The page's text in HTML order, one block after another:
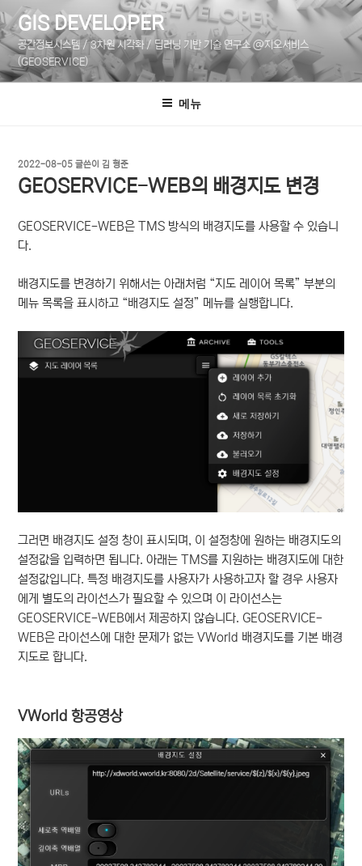
텐
츠
로
바
GIS DEVELOPER
공간정보시스템 / 3차원 시각화 / 딥러닝 기반 기술 연구소 @지오서비스
(GEOSERVICE)
메뉴
작
성
일
2022-08-05 글쓴이김 형준
GEOSERVICE-WEB의 배경지도 변경
GEOSERVICE-WEB은 TMS 방식의 배경지도를 사용할 수 있습니
다.
배경지도를 변경하기 위해서는 아래처럼 “지도 레이어 목록” 부분의
메뉴 목록을 표시하고 “배경지도 설정” 메뉴를 실행합니다.
그러면 배경지도 설정 창이 표시되며, 이 설정창에 원하는 배경지도의
설정값을 입력하면 됩니다. 아래는 TMS를 지원하는 배경지도에 대한
설정값입니다. 특정 배경지도를 사용자가 사용하고자 할 경우 사용자
에게 별도의 라이선스가 필요할 수 있으며 이 라이선스는
GEOSERVICE-WEB에서 제공하지 않습니다. GEOSERVICE-
WEB은 라이선스에 대한 문제가 없는 VWorld 배경지도를 기본 배경
지도로 합니다.
VWorld 항공영상